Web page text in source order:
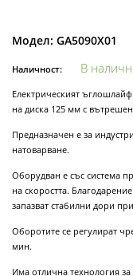
Модел: GA5090X01
Наличност: В
Електрическият
на диска 125 мм с
Предназначен е за
натоварване.
Оборудван е със система
на скоростта.
запазват стабилни дори
Оборотите се регулират
мин.
Има отлична технология